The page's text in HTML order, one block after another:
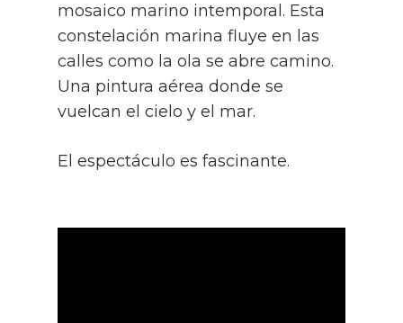
mosaico marino intemporal. Esta
constelación marina fluye en las
calles como la ola se abre camino.
Una pintura aérea donde se
vuelcan el cielo y el mar.
El espectáculo es fascinante.